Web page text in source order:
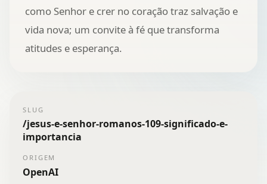
como Senhor e crer no coração traz salvação e
vida nova; um convite à fé que transforma
atitudes e esperança.
SLUG
/jesus-e-senhor-romanos-109-significado-e-
importancia
ORIGEM
OpenAI